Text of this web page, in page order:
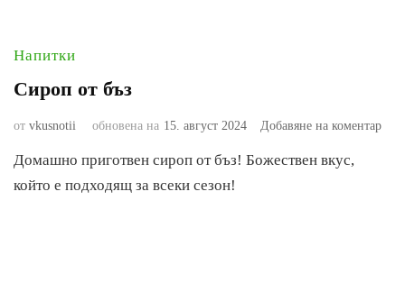
Напитки
Сироп от бъз
от vkusnotii обновена на 15. август 2024 Добавяне на коментаркъм
Домашно приготвен сироп от бъз! Божествен вкус,
който е подходящ за всеки сезон!